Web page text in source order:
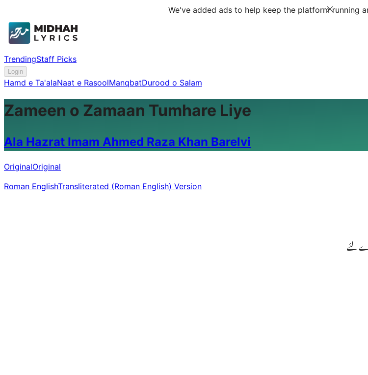
We've added ads to help keep the platform running
TrendingStaff Picks
Login
Hamd e Ta'alaNaat e RasoolManqbatDurood o Salam
Zameen o Zamaan Tumhare Liye
Ala Hazrat Imam Ahmed Raza Khan Barelvi
OriginalOriginal
Roman EnglishTransliterated (Roman English) Version
لئے